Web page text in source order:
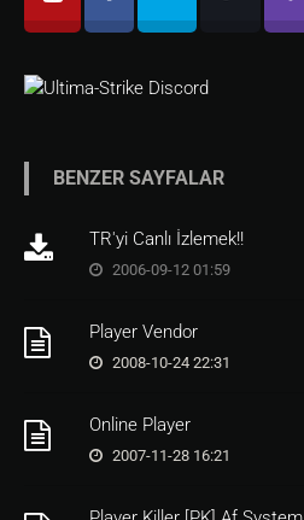
BENZER SAYFALAR
TR'yi Canlı İzlemek!!
2006-09-12 01:59
Player Vendor
2008-10-24 22:31
Online Player
2007-11-28 16:21